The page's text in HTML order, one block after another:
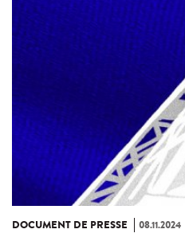
DOCUMENT DE PRESSE 08.11.2024